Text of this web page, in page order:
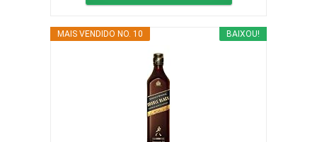
BAIXOU!
MAIS VENDIDO NO. 10